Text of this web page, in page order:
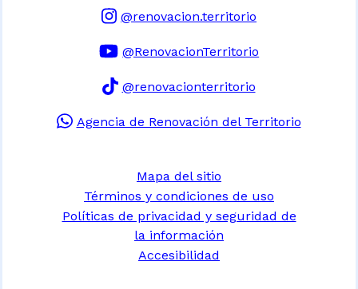
@renovacion.territorio
@RenovacionTerritorio
@renovacionterritorio
Agencia de Renovación del Territorio
Mapa del sitio
Términos y condiciones de uso
Políticas de privacidad y seguridad de
la información
Accesibilidad